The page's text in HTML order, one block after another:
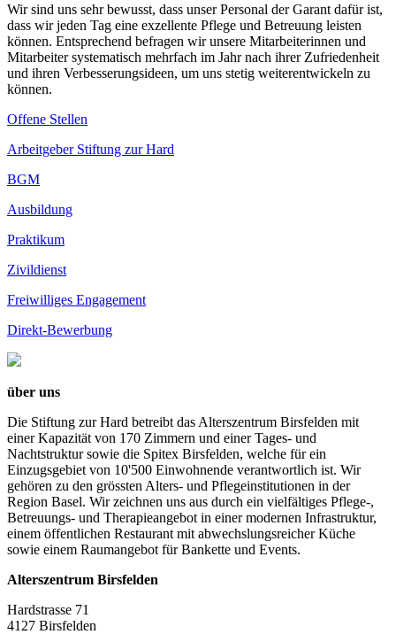
Wir sind uns sehr bewusst, dass unser Personal der Garant dafür ist,
dass wir jeden Tag eine exzellente Pflege und Betreuung leisten
können. Entsprechend befragen wir unsere Mitarbeiterinnen und
Mitarbeiter systematisch mehrfach im Jahr nach ihrer Zufriedenheit
und ihren Verbesserungsideen, um uns stetig weiterentwickeln zu
können.
Offene Stellen
Arbeitgeber Stiftung zur Hard
BGM
Ausbildung
Praktikum
Zivildienst
Freiwilliges Engagement
Direkt-Bewerbung
über uns
Die Stiftung zur Hard betreibt das Alterszentrum Birsfelden mit
einer Kapazität von 170 Zimmern und einer Tages- und
Nachtstruktur sowie die Spitex Birsfelden, welche für ein
Einzugsgebiet von 10'500 Einwohnende verantwortlich ist. Wir
gehören zu den grössten Alters- und Pflegeinstitutionen in der
Region Basel. Wir zeichnen uns aus durch ein vielfältiges Pflege-,
Betreuungs- und Therapieangebot in einer modernen Infrastruktur,
einem öffentlichen Restaurant mit abwechslungsreicher Küche
sowie einem Raumangebot für Bankette und Events.
Alterszentrum Birsfelden
Hardstrasse 71
4127 Birsfelden